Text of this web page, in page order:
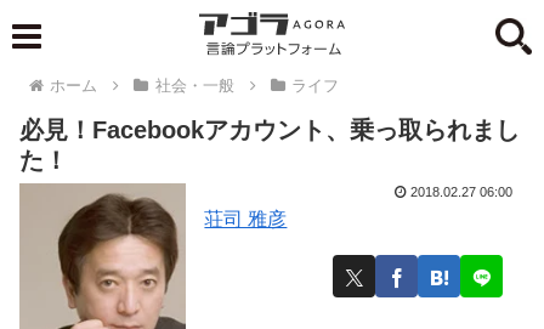
ホーム 社会・一般 ライフ
必見！Facebookアカウント、乗っ取られまし
た！
荘司 雅彦
2018.02.27 06:00